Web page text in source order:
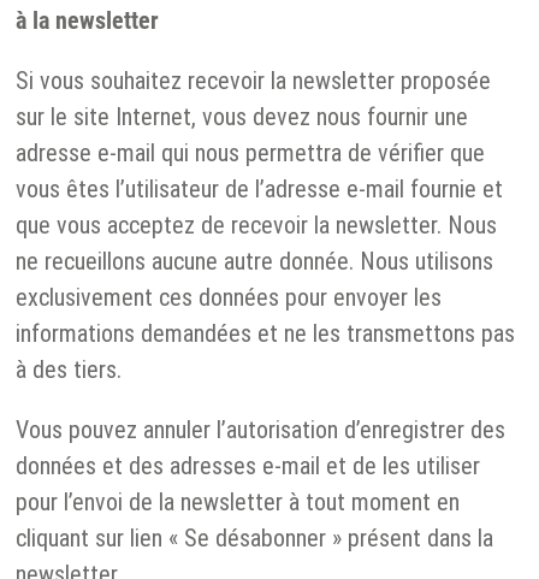
à la newsletter
Si vous souhaitez recevoir la newsletter proposée
sur le site Internet, vous devez nous fournir une
adresse e-mail qui nous permettra de vérifier que
vous êtes l’utilisateur de l’adresse e-mail fournie et
que vous acceptez de recevoir la newsletter. Nous
ne recueillons aucune autre donnée. Nous utilisons
exclusivement ces données pour envoyer les
informations demandées et ne les transmettons pas
à des tiers.
Vous pouvez annuler l’autorisation d’enregistrer des
données et des adresses e-mail et de les utiliser
pour l’envoi de la newsletter à tout moment en
cliquant sur lien « Se désabonner » présent dans la